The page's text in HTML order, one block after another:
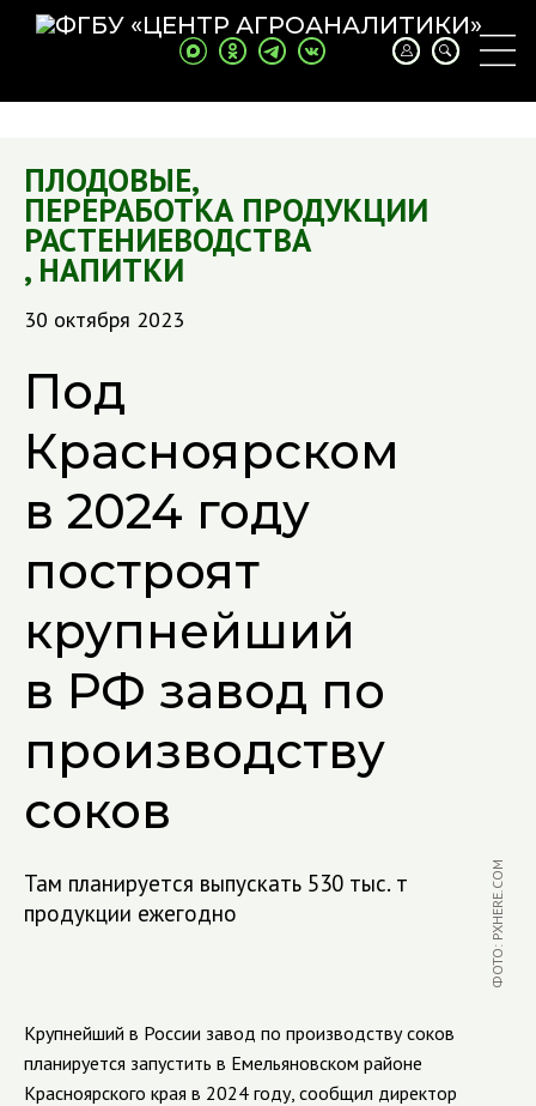
ПЛОДОВЫЕ,
ПЕРЕРАБОТКА ПРОДУКЦИИ
РАСТЕНИЕВОДСТВА
, НАПИТКИ
30 октября 2023
Под
Красноярском
в 2024 году
построят
крупнейший
в РФ завод по
производству
соков
Там планируется выпускать 530 тыс. т
продукции ежегодно
ФОТО: PXHERE.COM
Крупнейший в России завод по производству соков
планируется запустить в Емельяновском районе
Красноярского края в 2024 году, сообщил директор